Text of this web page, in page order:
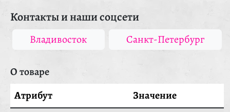
Контакты и наши соцсети
Владивосток Санкт-Петербург
О товаре
Атрибут
Значение